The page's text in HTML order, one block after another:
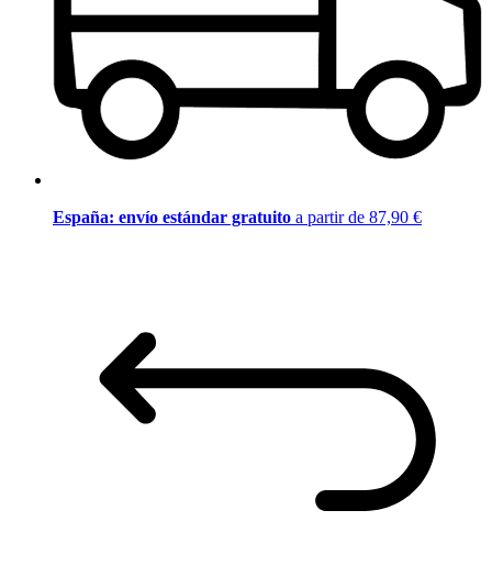
España: envío estándar gratuito a partir de 87,90 €